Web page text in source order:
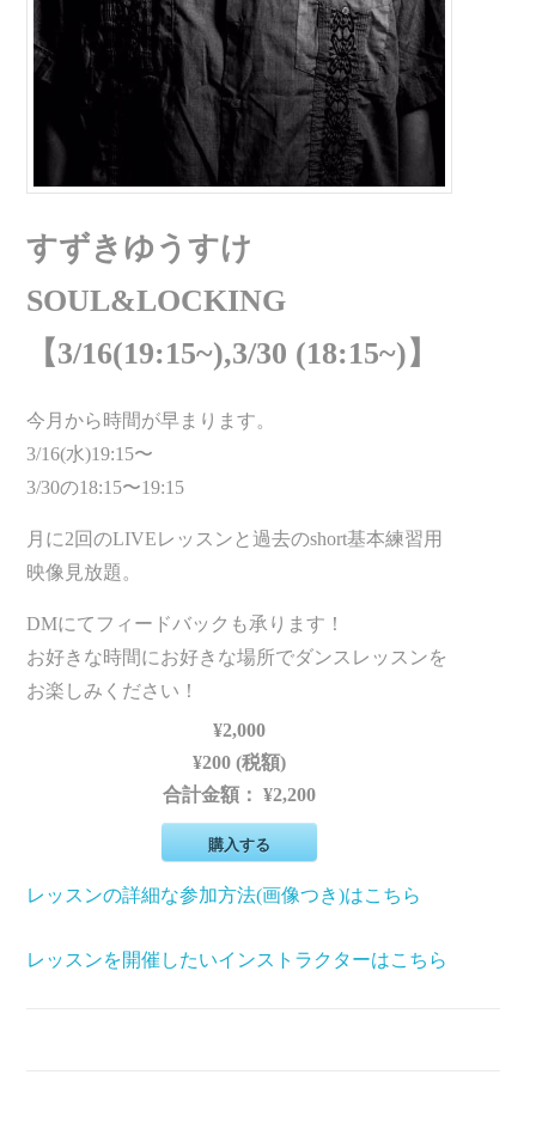
すずきゆうすけ
SOUL&LOCKING
【3/16(19:15~),3/30 (18:15~)】
今月から時間が早まります。
3/16(水)19:15〜
3/30の18:15〜19:15
月に2回のLIVEレッスンと過去のshort基本練習用
映像見放題。
DMにてフィードバックも承ります！
お好きな時間にお好きな場所でダンスレッスンを
お楽しみください！
¥2,000
¥200 (税額)
合計金額：¥2,200
購入する
レッスンの詳細な参加方法(画像つき)はこちら
レッスンを開催したいインストラクターはこちら